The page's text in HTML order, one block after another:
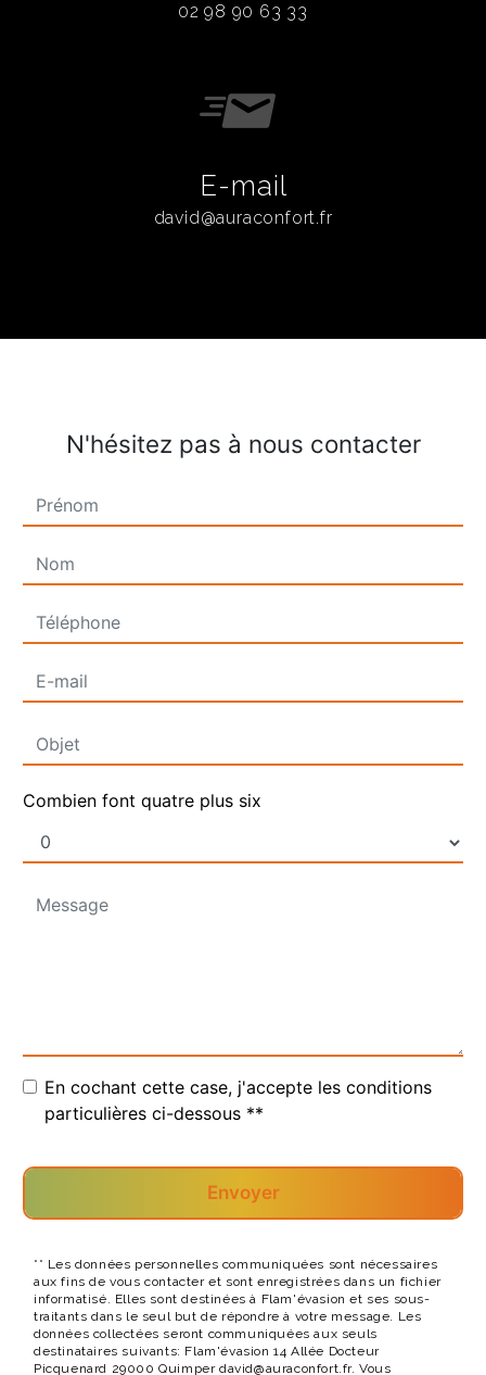
02 98 90 63 33
E-mail
david@auraconfort.fr
N'hésitez pas à nous contacter
Combien font quatre plus six
En cochant cette case, j'accepte les conditions
particulières ci-dessous **
Envoyer
** Les données personnelles communiquées sont nécessaires
aux fins de vous contacter et sont enregistrées dans un fichier
informatisé. Elles sont destinées à Flam'évasion et ses sous-
traitants dans le seul but de répondre à votre message. Les
données collectées seront communiquées aux seuls
destinataires suivants: Flam'évasion 14 Allée Docteur
Picquenard 29000 Quimper david@auraconfort.fr. Vous